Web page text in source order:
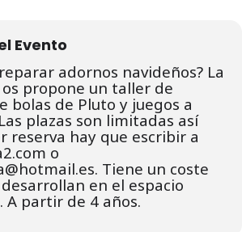
Evento
adornos navideños? La
propone un taller de
bolas de Pluto y juegos a
plazas son limitadas así
reserva hay que escribir a
o
Tiene un coste
en el espacio
A partir de 4 años.